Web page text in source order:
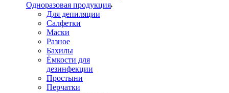
Одноразовая продукция
Для депиляции
Салфетки
Маски
Разное
Бахилы
Ёмкости для
дезинфекции
Простыни
Перчатки